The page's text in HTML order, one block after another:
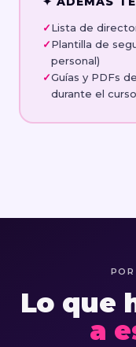
para aplicar
Espacio abierto
quedado
Lista de
Plantilla de
personal)
Guías y PDFs
durante el curso
Lo que
a